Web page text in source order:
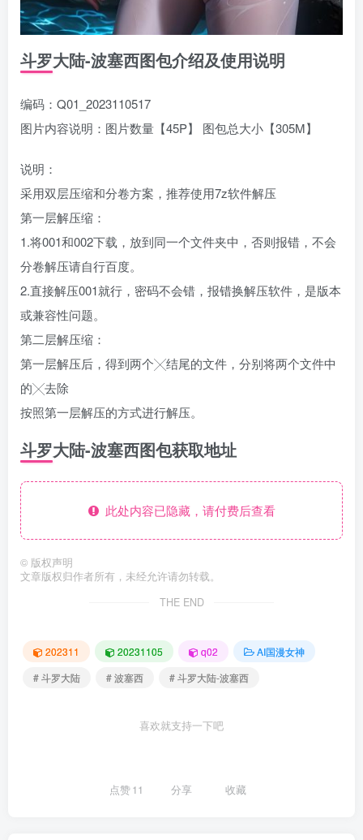
斗罗大陆-波塞西图包介绍及使用说明
编码：Q01_2023110517
图片内容说明：图片数量【45P】 图包总大小【305M】
说明：
采用双层压缩和分卷方案，推荐使用7z软件解压
第一层解压缩：
1.将001和002下载，放到同一个文件夹中，否则报错，不会
分卷解压请自行百度。
2.直接解压001就行，密码不会错，报错换解压软件，是版本
或兼容性问题。
第二层解压缩：
第一层解压后，得到两个╳结尾的文件，分别将两个文件中
的╳去除
按照第一层解压的方式进行解压。
斗罗大陆-波塞西图包获取地址
此处内容已隐藏，请付费后查看
© 版权声明
文章版权归作者所有，未经允许请勿转载。
THE END
202311 20231105 q02
AI国漫女神
# 斗罗大陆
# 波塞西 # 斗罗大陆-波塞西
喜欢就支持一下吧
点赞11 分享 收藏